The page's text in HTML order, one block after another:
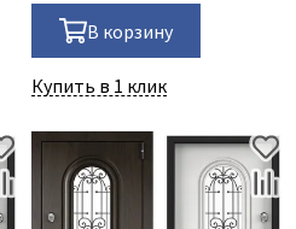
В корзину
Купить в 1 клик